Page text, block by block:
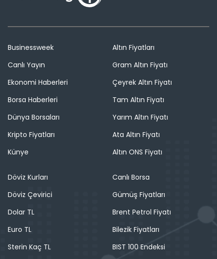
Businessweek
Canlı Yayın
Ekonomi Haberleri
Borsa Haberleri
Dünya Borsaları
Kripto Fiyatları
Künye
Altın Fiyatları
Gram Altın Fiyatı
Çeyrek Altın Fiyatı
Tam Altın Fiyatı
Yarım Altın Fiyatı
Ata Altın Fiyatı
Altın ONS Fiyatı
Döviz Kurları
Döviz Çevirici
Dolar TL
Euro TL
Sterin Kaç TL
Canlı Borsa
Gümüş Fiyatları
Brent Petrol Fiyatı
Bilezik Fiyatları
BIST 100 Endeksi